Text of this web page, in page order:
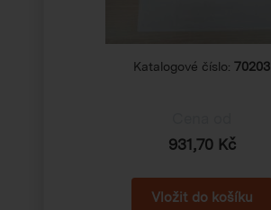
Katalogové číslo: 70203
931,70 Kč